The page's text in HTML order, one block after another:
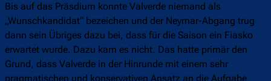
Bis auf das Präsdium konnte Valverde niemand als
„Wunschkandidat“ bezeichen und der Neymar-Abgang trug
dann sein Übriges dazu bei, dass für die Saison ein Fiasko
erwartet wurde. Dazu kam es nicht. Das hatte primär den
Grund, dass Valverde in der Hinrunde mit einem sehr
pragmatischen und konservativen Ansatz an die Aufgabe